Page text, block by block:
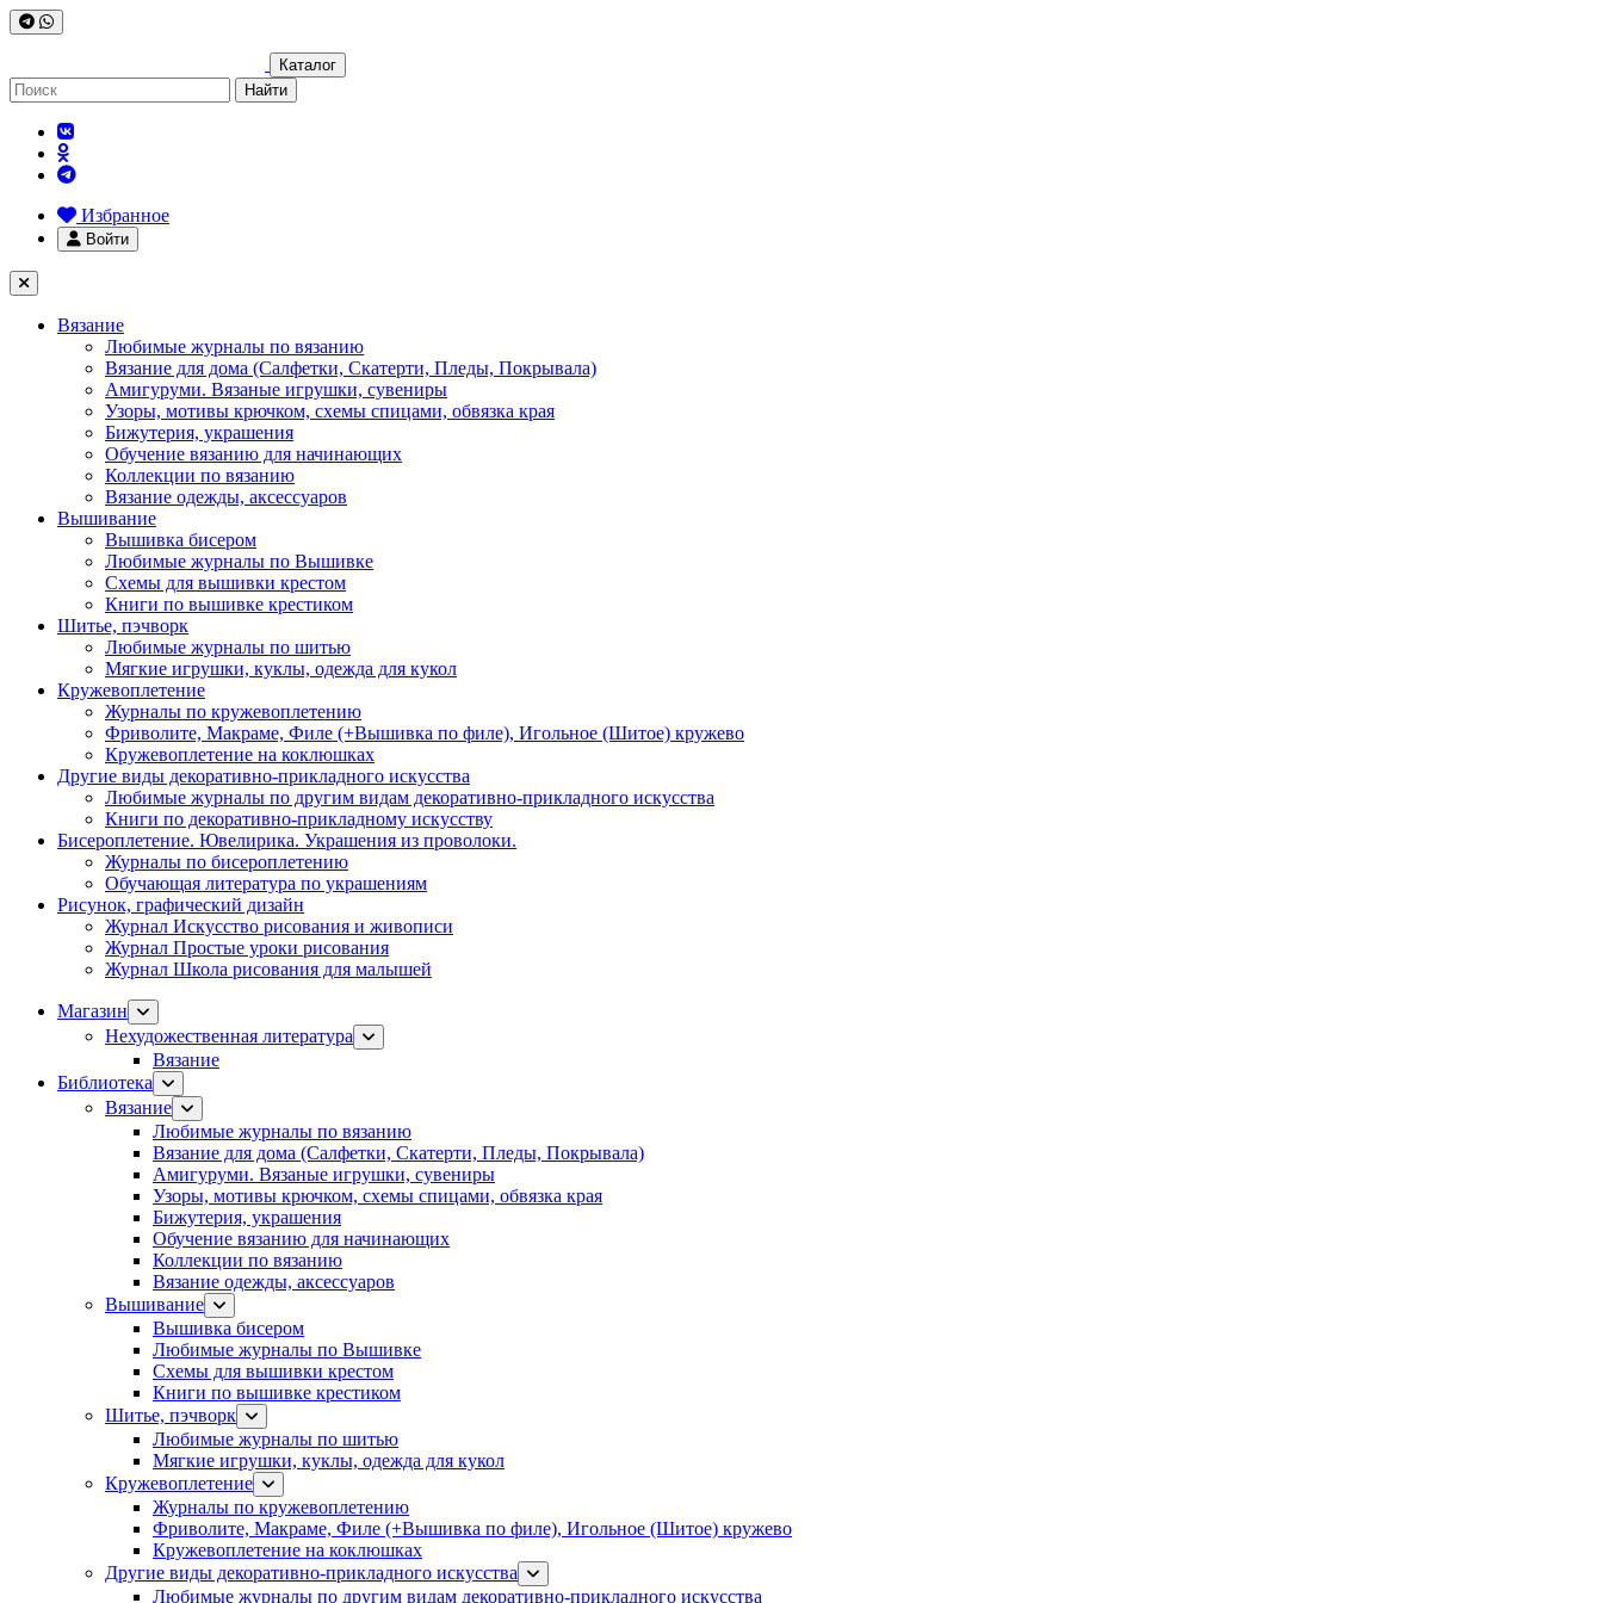
Каталог
Найти
Избранное
Войти
Вязание
Любимые журналы по вязанию
Вязание для дома (Салфетки, Скатерти, Пледы, Покрывала)
Амигуруми. Вязаные игрушки, сувениры
Узоры, мотивы крючком, схемы спицами, обвязка края
Бижутерия, украшения
Обучение вязанию для начинающих
Коллекции по вязанию
Вязание одежды, аксессуаров
Вышивание
Вышивка бисером
Любимые журналы по Вышивке
Схемы для вышивки крестом
Книги по вышивке крестиком
Шитье, пэчворк
Любимые журналы по шитью
Мягкие игрушки, куклы, одежда для кукол
Кружевоплетение
Журналы по кружевоплетению
Фриволите, Макраме, Филе (+Вышивка по филе), Игольное (Шитое) кружево
Кружевоплетение на коклюшках
Другие виды декоративно-прикладного искусства
Любимые журналы по другим видам декоративно-прикладного искусства
Книги по декоративно-прикладному искусству
Бисероплетение. Ювелирика. Украшения из проволоки.
Журналы по бисероплетению
Обучающая литература по украшениям
Рисунок, графический дизайн
Журнал Искусство рисования и живописи
Журнал Простые уроки рисования
Журнал Школа рисования для малышей
Магазин
Нехудожественная литература
Вязание
Библиотека
Вязание
Любимые журналы по вязанию
Вязание для дома (Салфетки, Скатерти, Пледы, Покрывала)
Амигуруми. Вязаные игрушки, сувениры
Узоры, мотивы крючком, схемы спицами, обвязка края
Бижутерия, украшения
Обучение вязанию для начинающих
Коллекции по вязанию
Вязание одежды, аксессуаров
Вышивание
Вышивка бисером
Любимые журналы по Вышивке
Схемы для вышивки крестом
Книги по вышивке крестиком
Шитье, пэчворк
Любимые журналы по шитью
Мягкие игрушки, куклы, одежда для кукол
Кружевоплетение
Журналы по кружевоплетению
Фриволите, Макраме, Филе (+Вышивка по филе), Игольное (Шитое) кружево
Кружевоплетение на коклюшках
Другие виды декоративно-прикладного искусства
Любимые журналы по другим видам декоративно-прикладного искусства